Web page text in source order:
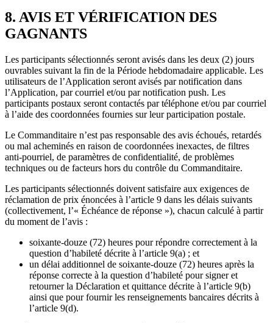
8. AVIS ET VÉRIFICATION DES
GAGNANTS
Les participants sélectionnés seront avisés dans les deux (2) jours
ouvrables suivant la fin de la Période hebdomadaire applicable. Les
utilisateurs de l’Application seront avisés par notification dans
l’Application, par courriel et/ou par notification push. Les
participants postaux seront contactés par téléphone et/ou par courriel
à l’aide des coordonnées fournies sur leur participation postale.
Le Commanditaire n’est pas responsable des avis échoués, retardés
ou mal acheminés en raison de coordonnées inexactes, de filtres
anti-pourriel, de paramètres de confidentialité, de problèmes
techniques ou de facteurs hors du contrôle du Commanditaire.
Les participants sélectionnés doivent satisfaire aux exigences de
réclamation de prix énoncées à l’article 9 dans les délais suivants
(collectivement, l’« Échéance de réponse »), chacun calculé à partir
du moment de l’avis :
soixante-douze (72) heures pour répondre correctement à la
question d’habileté décrite à l’article 9(a) ; et
un délai additionnel de soixante-douze (72) heures après la
réponse correcte à la question d’habileté pour signer et
retourner la Déclaration et quittance décrite à l’article 9(b)
ainsi que pour fournir les renseignements bancaires décrits à
l’article 9(d).